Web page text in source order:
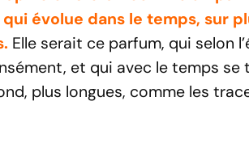
évolue dans le temps, sur
Elle serait ce parfum, qui selon
et qui avec le temps
plus longues, comme les